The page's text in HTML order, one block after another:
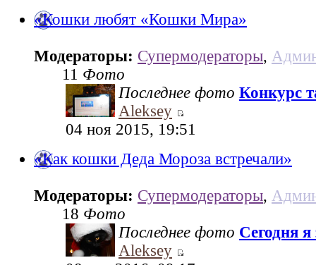
«Кошки любят «Кошки Мира»
Модераторы: Супермодераторы,
11 Фото
Последнее фото Конкурс
Aleksey
04 ноя 2015, 19:51
«Как кошки Деда Мороза встречали»
Модераторы: Супермодераторы,
18 Фото
Последнее фото Сегодня
Aleksey